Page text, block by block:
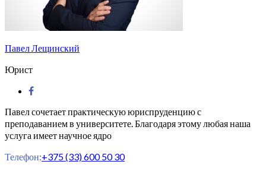
Павел Лещинский
Юрист
Павел сочетает практическую юриспруденцию с
преподаванием в университете. Благодаря этому любая наша
услуга имеет научное ядро
Телефон:+375 (33) 600 50 30